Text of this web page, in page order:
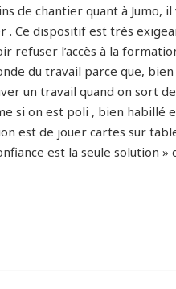
de chantier quant à Jumo,
. Ce dispositif est très
l’accès à la
du travail parce que, bien
un travail quand on sort
si on est poli , bien habillé et
est de jouer cartes sur table
est la seule solution »